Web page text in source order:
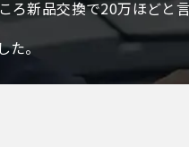
ろ新品交換で20万ほど
た。